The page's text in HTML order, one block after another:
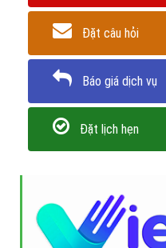
Đặt câu hỏi
Báo giá dịch vụ
Đặt lịch hẹn